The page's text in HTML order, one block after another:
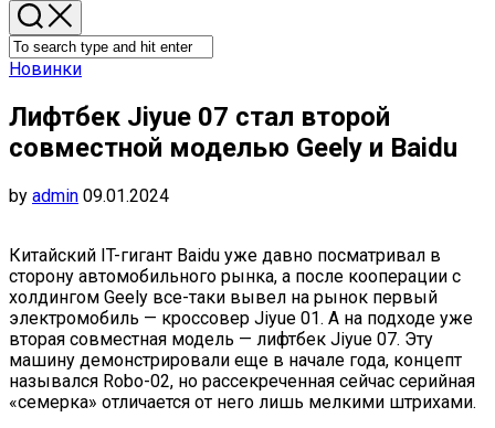
Новинки
Лифтбек Jiyue 07 стал второй
совместной моделью Geely и Baidu
by admin 09.01.2024
Китайский IT-гигант Baidu уже давно посматривал в
сторону автомобильного рынка, а после кооперации с
холдингом Geely все-таки вывел на рынок первый
электромобиль — кроссовер Jiyue 01. А на подходе уже
вторая совместная модель — лифтбек Jiyue 07. Эту
машину демонстрировали еще в начале года, концепт
назывался Robo-02, но рассекреченная сейчас серийная
«семерка» отличается от него лишь мелкими штрихами.